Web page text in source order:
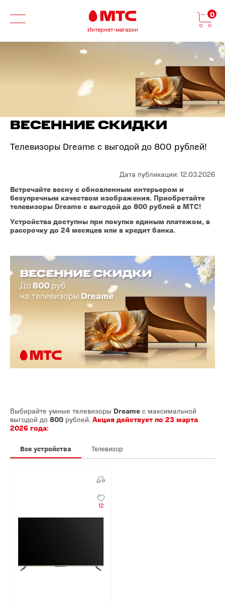
Интернет-магазин
0
ВЕСЕННИЕ СКИДКИ
Телевизоры Dreame с выгодой до 800 рублей!
Дата публикации: 12.03.2026
Встречайте весну с обновленным интерьером и
безупречным качеством изображения. Приобретайте
телевизоры Dreame с выгодой до 800 рублей в МТС!
Устройства доступны при покупке единым платежом, в
рассрочку до 24 месяцев или в кредит банка.
Выбирайте умные телевизоры Dreame с максимальной
выгодой до 800 рублей. Акция действует по 23 марта
2026 года:
Все устройства Телевизор
12